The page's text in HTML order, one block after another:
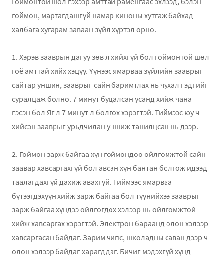
гоймон, мартагдашгүй намар киноны хутгаж байхад
халбага хугарам заваан зүйл хүртэл орно.
1. Хэрэв зааврын дагуу зөв л хийхгүй бол гоймонтой шөл
гоё амттай хийх хэцүү. Үүнээс ямарваа зүйлийн зааврыг
сайтар уншин, зааврыг сайн баримтлах нь чухал гэдгийг
суралцаж болно. 7 минут буцалсан усанд хийж чана
гэсэн бол Яг л 7 минут л болгох хэрэгтэй. Тиймээс юу ч
хийсэн зааврыг урьдчилан уншиж танилцсан нь дээр.
2. Гоймон зарж байгаа хүн гоймондоо ойлгомжтой сайн
заавар хавсаргахгүй бол авсан хүн бантан болгож идээд
таалагдахгүй дахиж авахгүй. Тиймээс ямарваа
бүтээгдэхүүн хийж зарж байгаа бол түүнийхээ зааврыг
зарж байгаа хүндээ ойлгогдох хэлээр нь ойлгомжтой
хийж хавсаргах хэрэгтэй. Электрон бараанд олон хэлээр
хавсаргасан байдаг. Зарим чипс, школадны саван дээр ч
олон хэлээр байдаг харагддаг. Бичиг мэдэхгүй хүнд